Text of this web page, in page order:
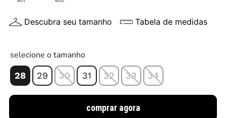
Descubra seu tamanho Tabela de medidas
selecione o tamanho
28 29 30 31 32 33 34
comprar agora